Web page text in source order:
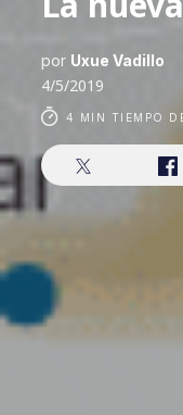
por Uxue Vadillo
4/5/2019
4 MIN TIEMPO